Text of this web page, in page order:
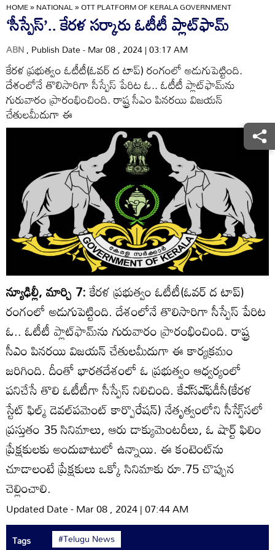
HOME»NATIONAL»OTT PLATFORM OF KERALA GOVERNMENT
‘సీస్పేస్‌’.. కేరళ సర్కారు ఓటీటీ ప్లాట్‌ఫామ్‌
ABN, Publish Date - Mar 08 , 2024 | 03:17 AM
కేరళ ప్రభుత్వం ఓటీటీ(ఓవర్‌ ద టాప్‌) రంగంలో అడుగుపెట్టింది.
దేశంలోనే తొలిసారిగా సీస్పేస్‌ పేరిట ఓ.. ఓటీటీ ప్లాట్‌ఫామ్‌ను
గురువారం ప్రారంభించింది. రాష్ట్ర సీఎం పినరయి విజయన్‌
చేతులమీదుగా ఈ
న్యూఢిల్లీ, మార్చి 7:కేరళ ప్రభుత్వం ఓటీటీ(ఓవర్‌ ద టాప్‌)
రంగంలో అడుగుపెట్టింది. దేశంలోనే తొలిసారిగా సీస్పేస్‌ పేరిట
ఓ.. ఓటీటీ ప్లాట్‌ఫామ్‌ను గురువారం ప్రారంభించింది. రాష్ట్ర
సీఎం పినరయి విజయన్‌ చేతులమీదుగా ఈ కార్యక్రమం
జరిగింది. దీంతో భారతదేశంలో ఓ ప్రభుత్వం ఆధ్వర్యంలో
పనిచేసే తొలి ఓటీటీగా సీస్పేస్‌ నిలిచింది. కేఎ్‌సఎ్‌ఫడీసీ(కేరళ
స్టేట్‌ ఫిల్మ్‌ డెవల్‌పమెంట్‌ కార్పొరేషన్‌) నేతృత్వంలోని సీస్పే్‌సలో
ప్రస్తుతం 35 సినిమాలు, ఆరు డాక్యుమెంటరీలు, ఓ షార్ట్‌ ఫిలిం
ప్రేక్షకులకు అందుబాటులో ఉన్నాయి. ఈ కంటెంట్‌ను
చూడాలంటే ప్రేక్షకులు ఒక్కో సినిమాకు రూ.75 చొప్పున
చెల్లించాలి.
Updated Date - Mar 08 , 2024 | 07:44 AM
Tags #Telugu News